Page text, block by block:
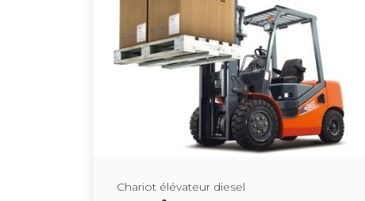
Cha­riot élé­va­teur die­sel